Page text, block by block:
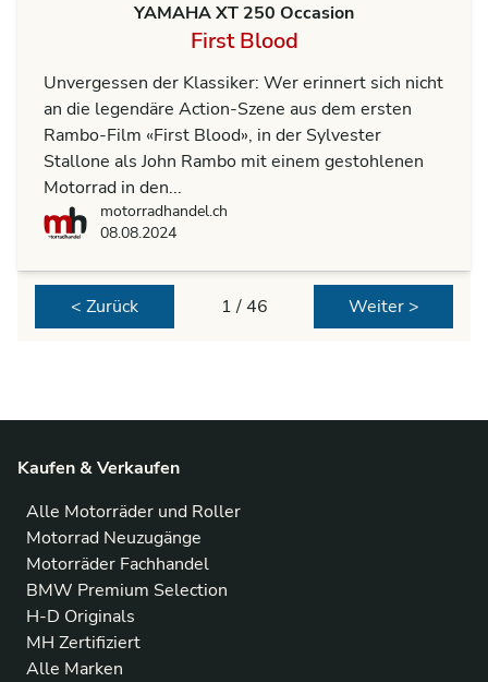
YAMAHA XT 250 Occasion
First Blood
Unvergessen der Klassiker: Wer erinnert sich nicht
an die legendäre Action-Szene aus dem ersten
Rambo-Film «First Blood», in der Sylvester
Stallone als John Rambo mit einem gestohlenen
Motorrad in den...
motorradhandel.ch
motorradhandel.ch
08.08.2024
< Zurück 1 / 46 Weiter >
Kaufen & Verkaufen
Alle Motorräder und Roller
Motorrad Neuzugänge
Motorräder Fachhandel
BMW Premium Selection
H-D Originals
MH Zertifiziert
Alle Marken